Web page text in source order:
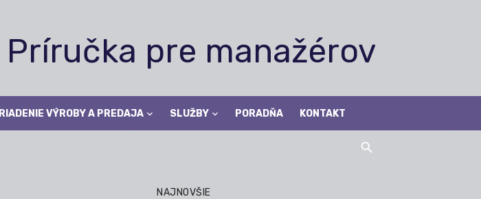
Príručka pre manažérov
RIADENIE VÝROBY A PREDAJA SLUŽBY PORADŇA KONTAKT
NAJNOVŠIE